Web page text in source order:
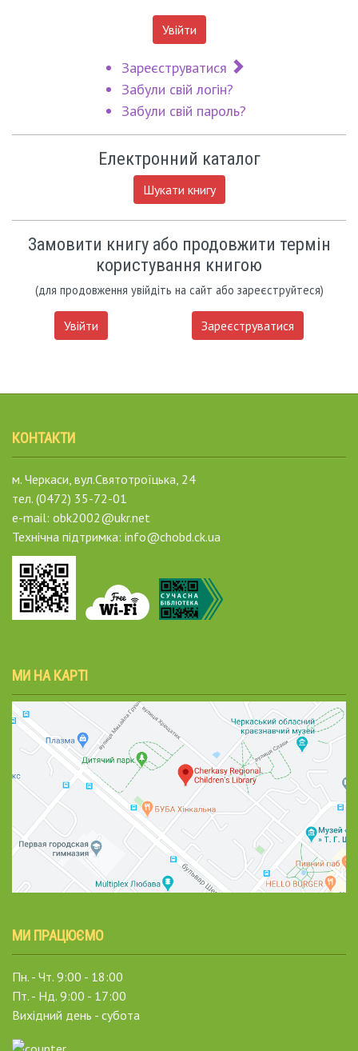
Увійти
Зареєструватися
Забули свій логін?
Забули свій пароль?
Електронний каталог
Шукати книгу
Замовити книгу або продовжити термін
користування книгою
(для продовження увійдіть на сайт або зареєструйтеся)
Увійти Зареєструватися
КОНТАКТИ
м. Черкаси, вул.Святотроїцька, 24
тел. (0472) 35-72-01
e-mail: obk2002@ukr.net
Технічна підтримка: info@chobd.ck.ua
МИ НА КАРТІ
МИ ПРАЦЮЄМО
Пн. - Чт. 9:00 - 18:00
Пт. - Нд. 9:00 - 17:00
Вихідний день - субота